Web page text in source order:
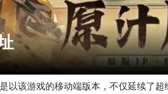
以该游戏的移动端版本，不仅延续了